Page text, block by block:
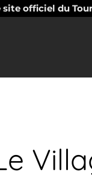
site officiel du